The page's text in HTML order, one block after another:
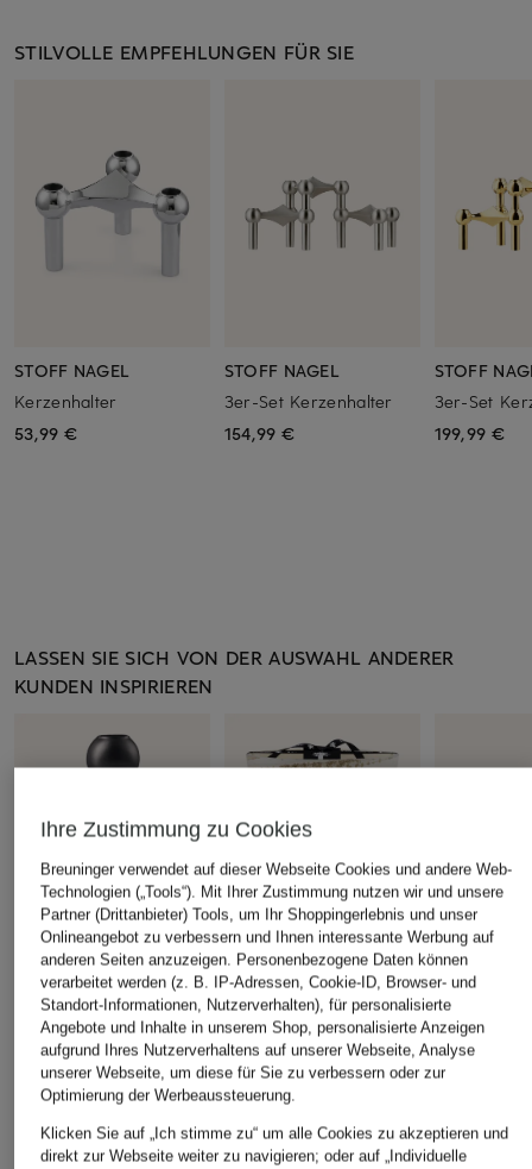
STILVOLLE EMPFEHLUNGEN FÜR SIE
STOFF NAGEL
Kerzenhalter
53,99 €
STOFF NAGEL
3er-Set Kerzenhalter
154,99 €
STOFF
3er-Set
199,99 €
LASSEN SIE SICH VON DER AUSWAHL ANDERER
KUNDEN INSPIRIEREN
STOFF NAGEL
Vase
29,99 €
Baobab COLLECTION
Duftkerze SAND SILOLI
ab 116,99 €
(233,98 € / 1 kg)
Artemide
199,99 €
Ihre Zustimmung zu Cookies
Breuninger verwendet auf dieser Webseite Cookies und andere Web-
Technologien („Tools“). Mit Ihrer Zustimmung nutzen wir und unsere
Partner (Drittanbieter) Tools, um Ihr Shoppingerlebnis und unser
Onlineangebot zu verbessern und Ihnen interessante Werbung auf
anderen Seiten anzuzeigen. Personenbezogene Daten können
verarbeitet werden (z. B. IP-Adressen, Cookie-ID, Browser- und
Standort-Informationen, Nutzerverhalten), für personalisierte
Angebote und Inhalte in unserem Shop, personalisierte Anzeigen
aufgrund Ihres Nutzerverhaltens auf unserer Webseite, Analyse
unserer Webseite, um diese für Sie zu verbessern oder zur
Optimierung der Werbeaussteuerung.
Klicken Sie auf „Ich stimme zu“ um alle Cookies zu akzeptieren und
direkt zur Webseite weiter zu navigieren; oder auf „Individuelle